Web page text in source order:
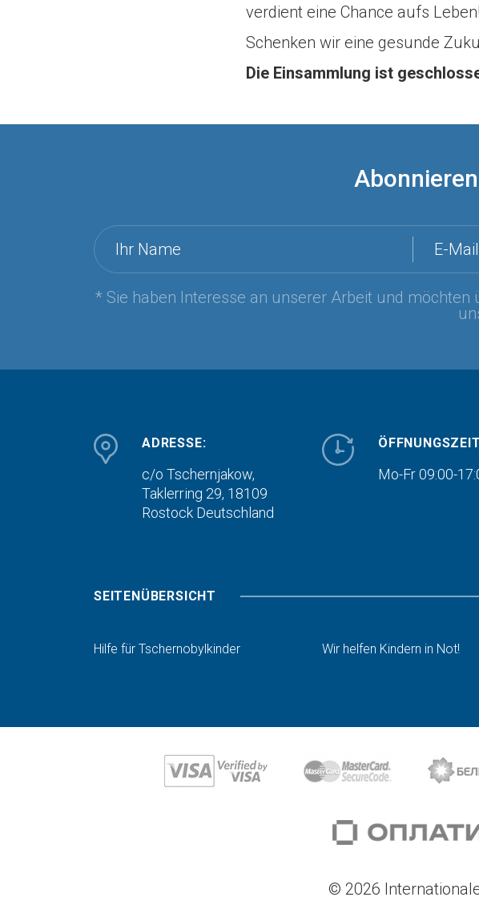
verdient eine Chance aufs
Schenken wir eine gesunde
Die Einsammlung ist
Ihr Name E-
* Sie haben Interesse an unserer Arbeit und
ADRESSE:
c/o Tschernjakow,
Taklerring 29, 18109
Rostock Deutschland
Mo-Fr 09:00-
SEITENÜBERSICHT
Hilfe für Tschernobylkinder Wir helfen Kindern in Not!
© 2026